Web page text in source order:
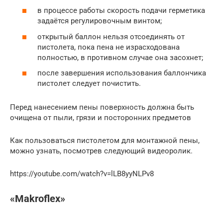
в процессе работы скорость подачи герметика
задаётся регулировочным винтом;
открытый баллон нельзя отсоединять от
пистолета, пока пена не израсходована
полностью, в противном случае она засохнет;
после завершения использования баллончика
пистолет следует почистить.
Перед нанесением пены поверхность должна быть
очищена от пыли, грязи и посторонних предметов
Как пользоваться пистолетом для монтажной пены,
можно узнать, посмотрев следующий видеоролик.
https://youtube.com/watch?v=lLB8yyNLPv8
«Makroflex»